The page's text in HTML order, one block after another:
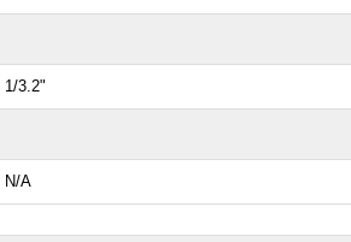
1/3.2"
N/A